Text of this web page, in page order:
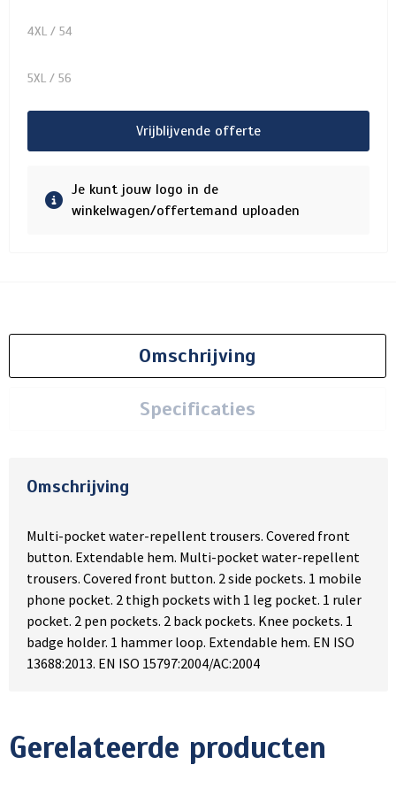
4XL / 54
5XL / 56
Vrijblijvende offerte
Je kunt jouw logo in de
winkelwagen/offertemand uploaden
Omschrijving
Specificaties
Omschrijving
Multi-pocket water-repellent trousers. Covered front
button. Extendable hem. Multi-pocket water-repellent
trousers. Covered front button. 2 side pockets. 1 mobile
phone pocket. 2 thigh pockets with 1 leg pocket. 1 ruler
pocket. 2 pen pockets. 2 back pockets. Knee pockets. 1
badge holder. 1 hammer loop. Extendable hem. EN ISO
13688:2013. EN ISO 15797:2004/AC:2004
Gerelateerde producten